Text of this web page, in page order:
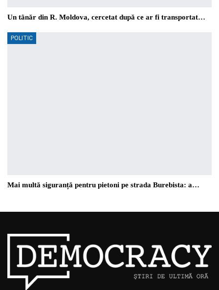
Un tânăr din R. Moldova, cercetat după ce ar fi transportat…
POLITIC
Mai multă siguranță pentru pietoni pe strada Burebista: a…